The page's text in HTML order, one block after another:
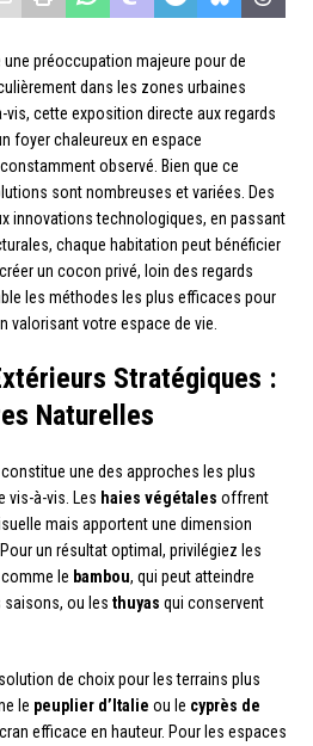
une préoccupation majeure pour de
dans les zones urbaines
vis, cette exposition directe aux regards
foyer chaleureux en espace
observé. Bien que ce
sont nombreuses et variées. Des
innovations technologiques, en passant
chaque habitation peut bénéficier
un cocon privé, loin des regards
les méthodes les plus efficaces pour
valorisant votre espace de vie.
Stratégiques :
Naturelles
constitue une des approches les plus
vis-à-vis. Les haies végétales offrent
mais apportent une dimension
un résultat optimal, privilégiez les
le bambou, qui peut atteindre
saisons, ou les thuyas qui conservent
de choix pour les terrains plus
le peuplier d’Italie ou le cyprès de
efficace en hauteur. Pour les espaces